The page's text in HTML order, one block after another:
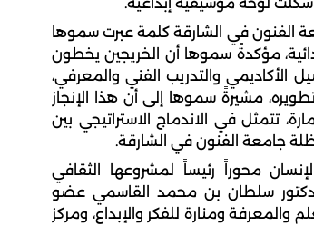
الفنون في الشارقة كلمة عبرت سموها
مؤكدةً سموها أن الخريجين يخطون
الأكاديمي والتدريب الفني والمعرفي،
مشيرةً سموها إلى أن هذا الإنجاز
تتمثل في الاندماج الاستراتيجي بين
جامعة الفنون في الشارقة.
محوراً رئيساً لمشروعها الثقافي
سلطان بن محمد القاسمي عضو
والمعرفة ومنارة للفكر والإبداع، ومركز